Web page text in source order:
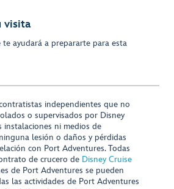
visita
ayudará a prepararte para esta
independientes que no
o supervisados por Disney
instalaciones ni medios de
lesión o daños y pérdidas
con Port Adventures. Todas
de crucero de Disney Cruise
de Port Adventures se pueden
las actividades de Port Adventures